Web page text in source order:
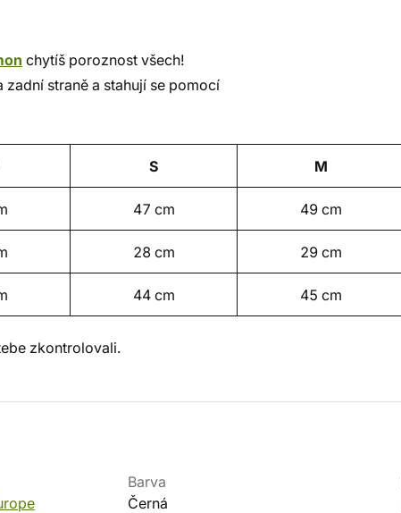
chytíš poroznost všech!
zadní straně a stahují se pomocí
S M
47 cm 49 cm
28 cm 29 cm
44 cm 45 cm
zkontrolovali.
Barva
Černá